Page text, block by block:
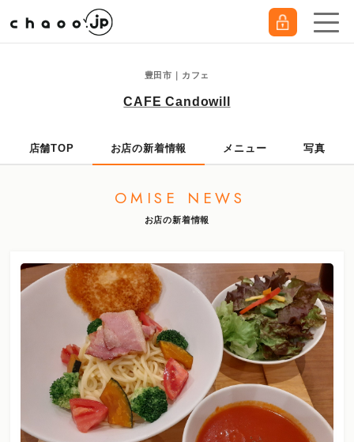
豊田市｜カフェ
CAFE Candowill
店舗TOP お店の新着情報 メニュー 写真
OMISE NEWS
お店の新着情報